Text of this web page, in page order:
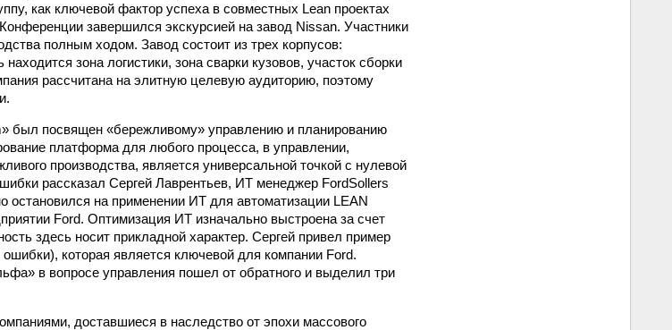
как ключевой фактор успеха в совместных Lean проектах
завершился экскурсией на завод Nissan. Участники
полным ходом. Завод состоит из трех корпусов:
зона логистики, зона сварки кузовов, участок сборки
рассчитана на элитную целевую аудиторию, поэтому
был посвящен «бережливому» управлению и планированию
платформа для любого процесса, в управлении,
производства, является универсальной точкой с нулевой
рассказал Сергей Лаврентьев, ИТ менеджер FordSollers
остановился на применении ИТ для автоматизации LEAN
Ford. Оптимизация ИТ изначально выстроена за счет
здесь носит прикладной характер. Сергей привел пример
которая является ключевой для компании Ford.
в вопросе управления пошел от обратного и выделил три
доставшиеся в наследство от эпохи массового